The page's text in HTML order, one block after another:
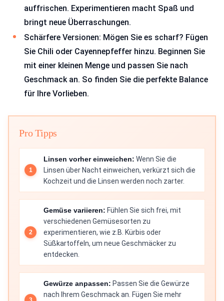
auffrischen. Experimentieren macht Spaß und
bringt neue Überraschungen.
Schärfere Versionen: Mögen Sie es scharf? Fügen
Sie Chili oder Cayennepfeffer hinzu. Beginnen Sie
mit einer kleinen Menge und passen Sie nach
Geschmack an. So finden Sie die perfekte Balance
für Ihre Vorlieben.
Pro Tipps
Linsen vorher einweichen: Wenn Sie die
Linsen über Nacht einweichen, verkürzt sich die
Kochzeit und die Linsen werden noch zarter.
Gemüse variieren: Fühlen Sie sich frei, mit
verschiedenen Gemüsesorten zu
experimentieren, wie z.B. Kürbis oder
Süßkartoffeln, um neue Geschmäcker zu
entdecken.
Gewürze anpassen: Passen Sie die Gewürze
nach Ihrem Geschmack an. Fügen Sie mehr